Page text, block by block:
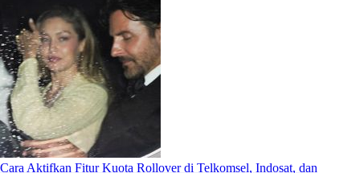
Cara Aktifkan Fitur Kuota Rollover di Telkomsel, Indosat, dan